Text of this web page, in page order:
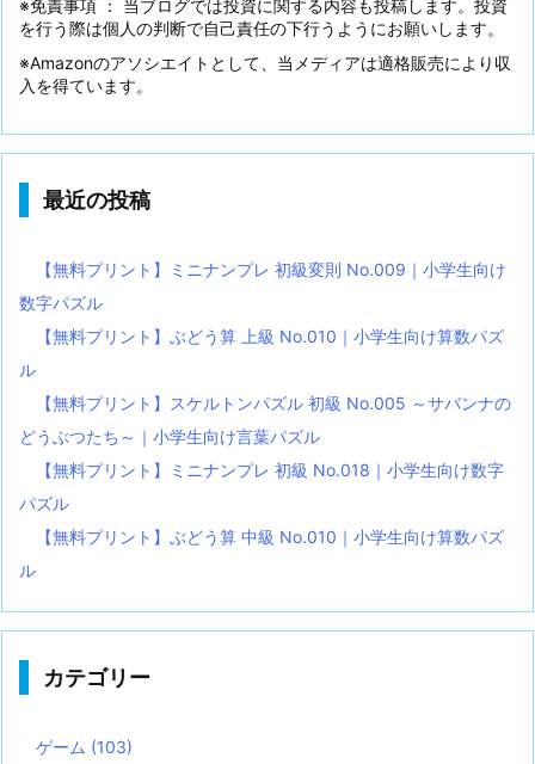
※免責事項 ： 当ブログでは投資に関する内容も投稿します。投資
を行う際は個人の判断で自己責任の下行うようにお願いします。
※Amazonのアソシエイトとして、当メディアは適格販売により収
入を得ています。
最近の投稿
【無料プリント】ミニナンプレ 初級変則 No.009｜小学生向け
数字パズル
【無料プリント】ぶどう算 上級 No.010｜小学生向け算数パズ
ル
【無料プリント】スケルトンパズル 初級 No.005 ～サバンナの
どうぶつたち～｜小学生向け言葉パズル
【無料プリント】ミニナンプレ 初級 No.018｜小学生向け数字
パズル
【無料プリント】ぶどう算 中級 No.010｜小学生向け算数パズ
ル
カテゴリー
ゲーム (103)